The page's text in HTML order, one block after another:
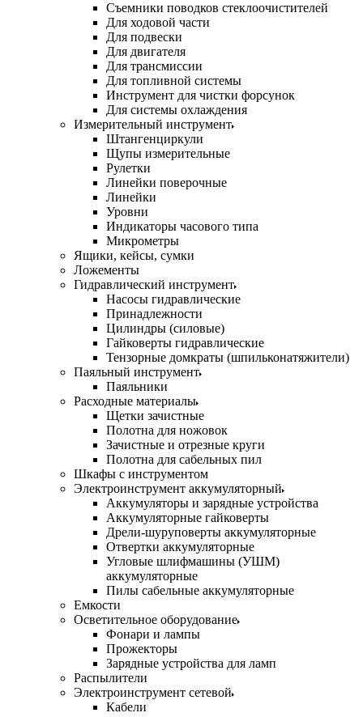
Съемники поводков стеклоочистителей
Для ходовой части
Для подвески
Для двигателя
Для трансмиссии
Для топливной системы
Инструмент для чистки форсунок
Для системы охлаждения
Измерительный инструмент
Штангенциркули
Щупы измерительные
Рулетки
Линейки поверочные
Линейки
Уровни
Индикаторы часового типа
Микрометры
Ящики, кейсы, сумки
Ложементы
Гидравлический инструмент
Насосы гидравлические
Принадлежности
Цилиндры (силовые)
Гайковерты гидравлические
Тензорные домкраты (шпильконатяжители)
Паяльный инструмент
Паяльники
Расходные материалы
Щетки зачистные
Полотна для ножовок
Зачистные и отрезные круги
Полотна для сабельных пил
Шкафы с инструментом
Электроинструмент аккумуляторный
Аккумуляторы и зарядные устройства
Аккумуляторные гайковерты
Дрели-шуруповерты аккумуляторные
Отвертки аккумуляторные
Угловые шлифмашины (УШМ)
аккумуляторные
Пилы сабельные аккумуляторные
Емкости
Осветительное оборудование
Фонари и лампы
Прожекторы
Зарядные устройства для ламп
Распылители
Электроинструмент сетевой
Кабели